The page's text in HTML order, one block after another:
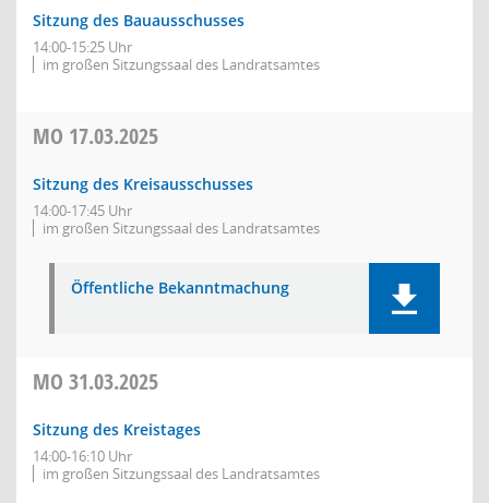
Sitzung des Bauausschusses
14:00-15:25 Uhr
im großen Sitzungssaal des Landratsamtes
MO 17.03.2025
Sitzung des Kreisausschusses
14:00-17:45 Uhr
im großen Sitzungssaal des Landratsamtes
Öffentliche Bekanntmachung
MO 31.03.2025
Sitzung des Kreistages
14:00-16:10 Uhr
im großen Sitzungssaal des Landratsamtes